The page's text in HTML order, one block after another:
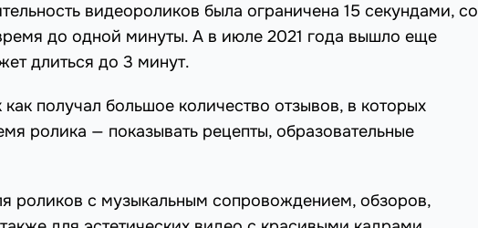
видеороликов была ограничена 15 секундами, со
до одной минуты. А в июле 2021 года вышло еще
длиться до 3 минут.
как получал большое количество отзывов, в которых
ролика — показывать рецепты, образовательные
роликов с музыкальным сопровождением, обзоров,